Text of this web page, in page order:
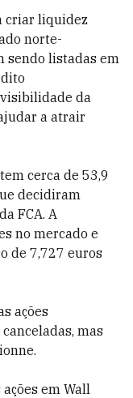
criar liquidez
norte-
sendo listadas em
da
a atrair
cerca de 53,9
decidiram
FCA. A
no mercado e
de 7,727 euros
ações
mas
em Wall